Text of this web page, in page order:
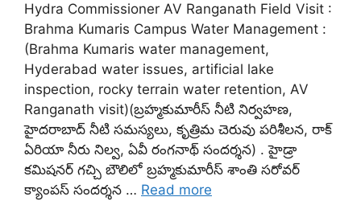
Hydra Commissioner AV Ranganath Field Visit :
Brahma Kumaris Campus Water Management :
(Brahma Kumaris water management,
Hyderabad water issues, artificial lake
inspection, rocky terrain water retention, AV
Ranganath visit)(బ్రహ్మకుమారీస్ నీటి నిర్వహణ,
హైదరాబాద్ నీటి సమస్యలు, కృత్రిమ చెరువు పరిశీలన, రాక్
ఏరియా నీరు నిల్వ, ఏవీ రంగనాథ్ సందర్శన) . హైడ్రా
కమిషనర్ గచ్చి బౌలిలో బ్రహ్మకుమారీస్ శాంతి సరోవర్
క్యాంపస్ సందర్శన … Read more